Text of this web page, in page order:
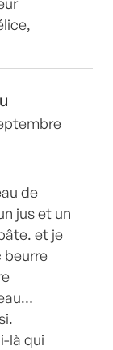
de
jus et un
et je
beurre
là qui